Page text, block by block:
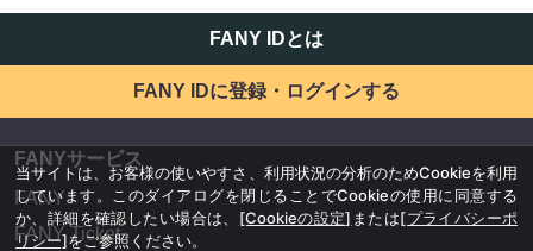
FANY IDとは
FANY IDに登録・ログインする
FANYサービス
FANY
FANY Ticket
当サイトは、お客様の使いやすさ、利用状況の分析のためCookieを利用
しています。このダイアログを閉じることでCookieの使用に同意する
か、詳細を確認したい場合は、 [Cookieの設定] または[プライバシーポ
リシー]をご参照ください。